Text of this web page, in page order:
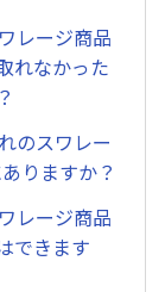
レージ商品
れなかった
のスワレー
りますか？
レージ商品
できます